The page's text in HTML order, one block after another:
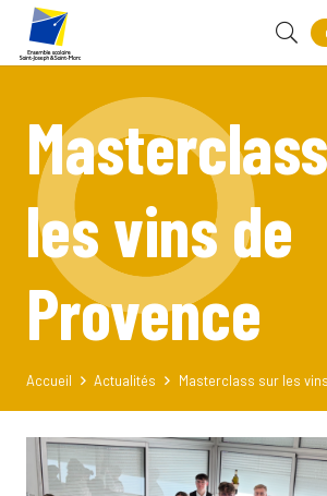
les vins de
Provence
Accueil Actualités Masterclass sur les